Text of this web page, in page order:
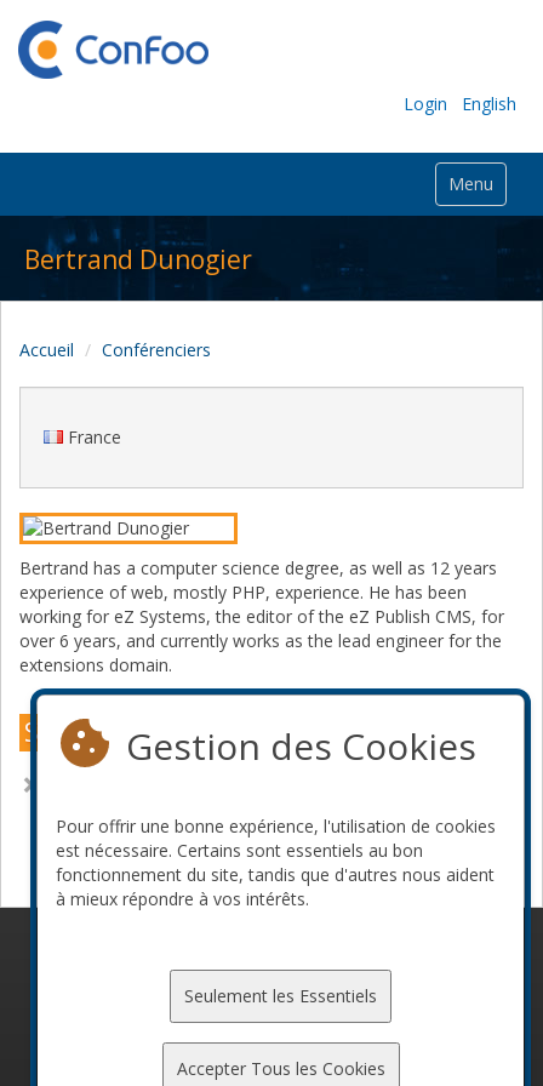
Login English
Menu
Bertrand Dunogier
Accueil Conférenciers
France
Bertrand has a computer science degree, as well as 12 years
experience of web, mostly PHP, experience. He has been
working for eZ Systems, the editor of the eZ Publish CMS, for
over 6 years, and currently works as the lead engineer for the
extensions domain.
Sessions Montréal 2013
Devenir commanditaire
Gestion des Cookies
Pour offrir une bonne expérience, l'utilisation de cookies
est nécessaire. Certains sont essentiels au bon
fonctionnement du site, tandis que d'autres nous aident
à mieux répondre à vos intérêts.
Seulement les Essentiels
Accepter Tous les Cookies